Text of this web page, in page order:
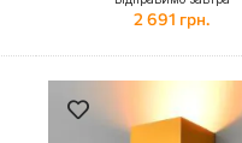
2 691 грн.